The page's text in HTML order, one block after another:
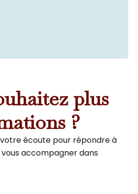
plus
?
écoute pour répondre à
accompagner dans